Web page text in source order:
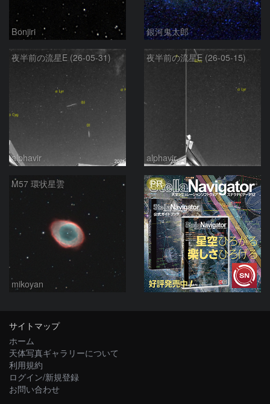
Bonjiri 銀河鬼太郎
夜半前の流星E (26-05-31)
alphavir
夜半前の流星E (26-05-15)
alphavir
M57 環状星雲
mikoyan
PR
サイトマップ
ホーム
天体写真ギャラリーについて
利用規約
ログイン/新規登録
お問い合わせ